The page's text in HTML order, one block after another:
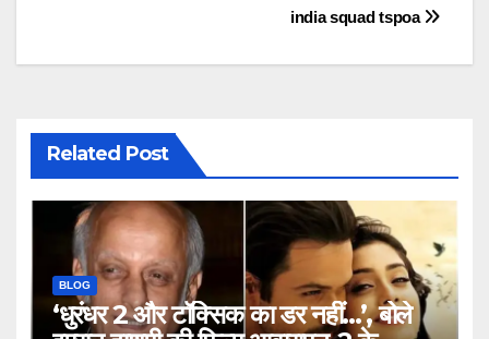
india squad tspoa
Related Post
BLOG
‘धुरंधर 2 और टॉक्सिक का डर नहीं…’, बोले